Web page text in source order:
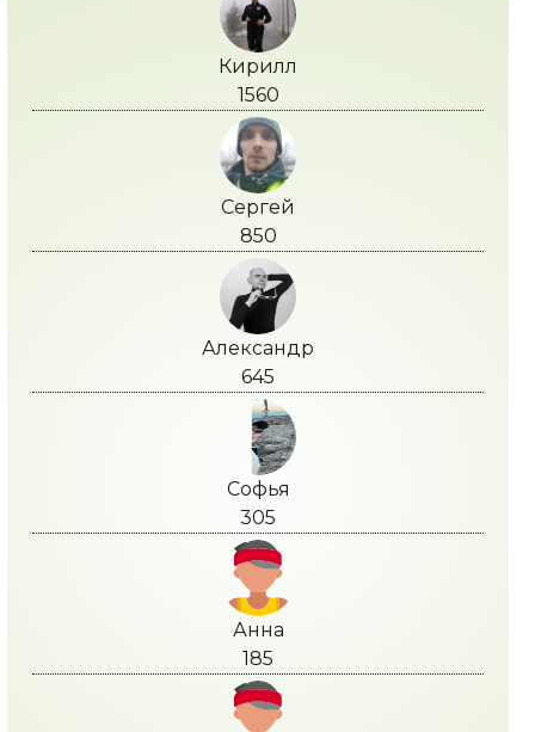
Кирилл
1560
Сергей
850
Александр
645
Софья
305
Анна
185